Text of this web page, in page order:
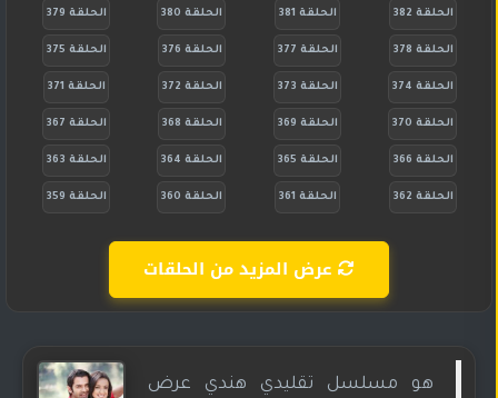
الحلقة 382 الحلقة 381 الحلقة 380 الحلقة 379
الحلقة 378 الحلقة 377 الحلقة 376 الحلقة 375
الحلقة 374 الحلقة 373 الحلقة 372 الحلقة 371
الحلقة 370 الحلقة 369 الحلقة 368 الحلقة 367
الحلقة 366 الحلقة 365 الحلقة 364 الحلقة 363
الحلقة 362 الحلقة 361 الحلقة 360 الحلقة 359
عرض المزيد من الحلقات
هو مسلسل تقليدي هندي عرض